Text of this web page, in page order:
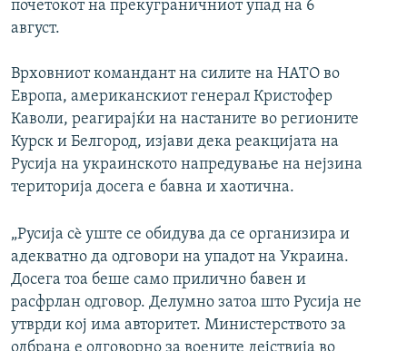
почетокот на прекуграничниот упад на 6
август.
Врховниот командант на силите на НАТО во
Европа, американскиот генерал Кристофер
Каволи, реагирајќи на настаните во регионите
Курск и Белгород, изјави дека реакцијата на
Русија на украинското напредување на нејзина
територија досега е бавна и хаотична.
„Русија сè уште се обидува да се организира и
адекватно да одговори на упадот на Украина.
Досега тоа беше само прилично бавен и
расфрлан одговор. Делумно затоа што Русија не
утврди кој има авторитет. Министерството за